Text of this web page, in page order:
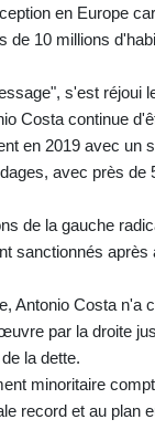
en Europe
de 10 millions
s'est réjoui
Costa continue
en 2019 avec un
avec près de
de la gauche
sanctionnés
Antonio Costa n'a
par la droite
la dette.
minoritaire
record et au plan